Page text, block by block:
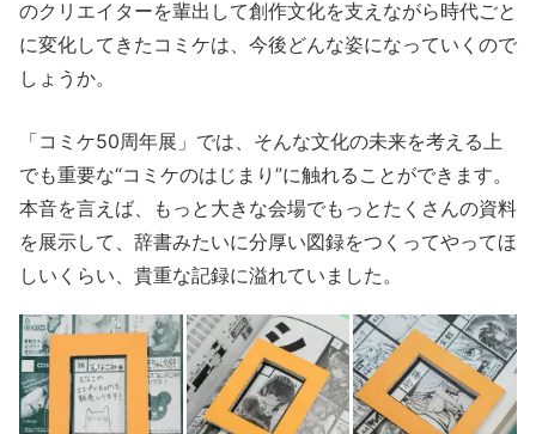
のクリエイターを輩出して創作文化を支えながら時代ごと
に変化してきたコミケは、今後どんな姿になっていくので
しょうか。
「コミケ50周年展」では、そんな文化の未来を考える上
でも重要な“コミケのはじまり”に触れることができます。
本音を言えば、もっと大きな会場でもっとたくさんの資料
を展示して、辞書みたいに分厚い図録をつくってやってほ
しいくらい、貴重な記録に溢れていました。